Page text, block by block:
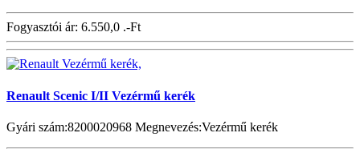
Fogyasztói ár: 6.550,0 .-Ft
Renault Scenic I/II Vezérmű kerék
Gyári szám:8200020968 Megnevezés:Vezérmű kerék